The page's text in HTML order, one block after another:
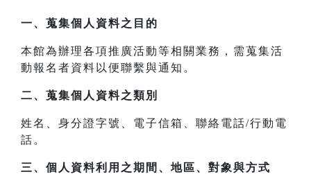
一、 蒐集個人資料之目的
本館為辦理各項推廣活動等相關業務，需蒐集活
動報名者資料以便聯繫與通知。
二、 蒐集個人資料之類別
姓名、身分證字號、電子信箱、聯絡電話/行動電
話。
三、 個人資料利用之期間、地區、對象與方式